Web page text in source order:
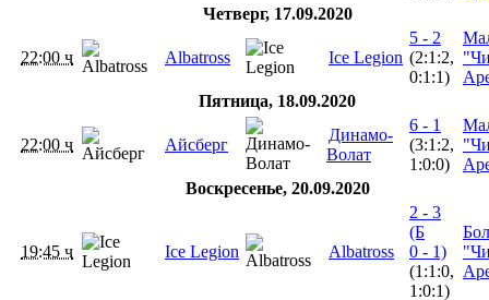
Четверг, 17.09.2020
22:00 ч Albatross Ice Legion
5 - 2
(2:1:2,
0:1:1)
Пятница, 18.09.2020
22:00 ч Айсберг
Динамо-
Волат
6 - 1
(3:1:2,
1:0:0)
Воскресенье, 20.09.2020
19:45 ч Ice Legion Albatross
2 - 3
(Б
0 - 1)
(1:1:0,
1:0:1)